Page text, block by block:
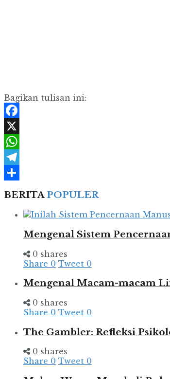
Bagikan tulisan ini:
Facebook
X
WhatsApp
Telegram
BERITAPOPULER
Mengenal Sistem
0 shares
Share 0 Tweet 0
Mengenal Macam-macam
0 shares
Share 0 Tweet 0
The Gambler: Refleksi
0 shares
Share 0 Tweet 0